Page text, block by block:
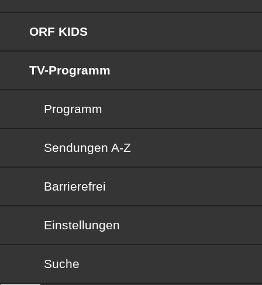
ORF KIDS
TV-Programm
Programm
Sendungen von A bis Z
Sendungen A-Z
Barrierefrei
Barrierefrei
Einstellungen
Suche